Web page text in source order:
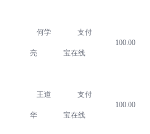
何学
亮
支付
宝在线
100.00
王道
华
支付
宝在线
100.00